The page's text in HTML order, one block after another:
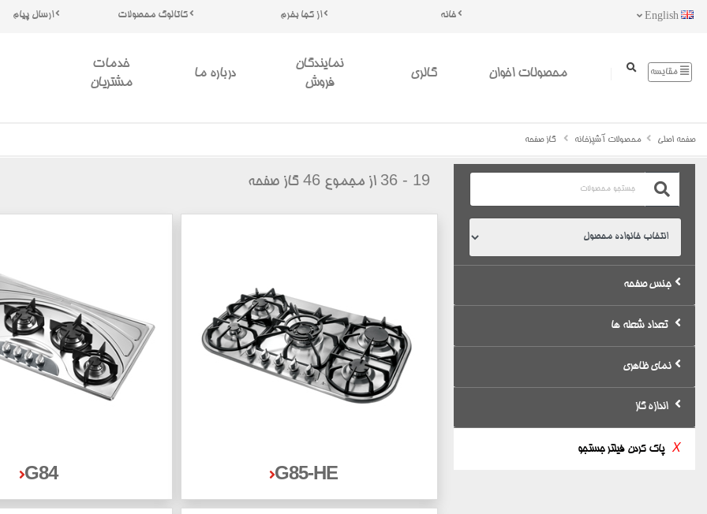
ارسال پیام کاتالوگ محصولات از کجا بخرم خانه
خدمات
مشتریان
درباره ما
نمایندگان
فروش
گالری محصولات اخوان مقایسه
صفحه اصلی محصولات آشپزخانه گاز صفحه
19 - 36 از مجموع 46 گاز صفحه
G84 G85-HE
جنس صفحه
تعداد شعله ها
نمای ظاهری
اندازه گاز
X پاک کردن فیلتر جستجو